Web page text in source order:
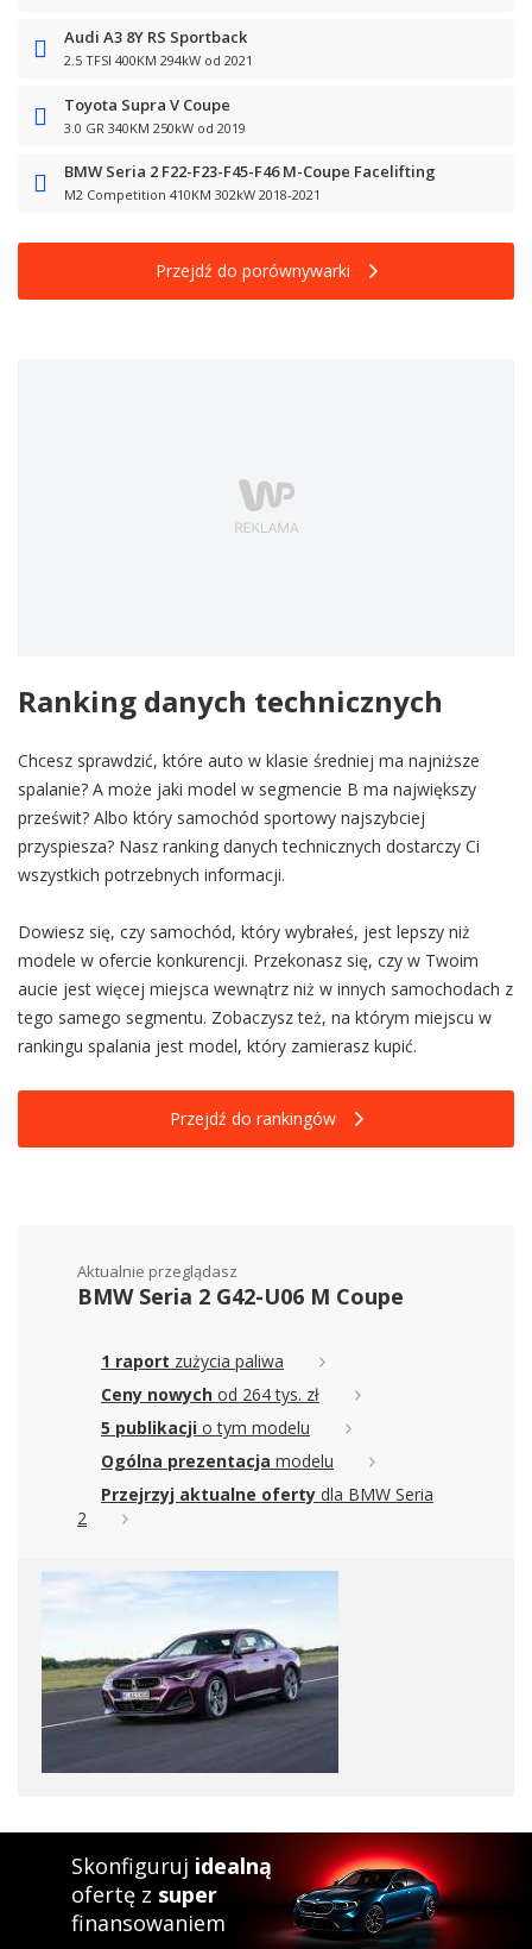
Audi A3 8Y RS Sportback
2.5 TFSI 400KM 294kW od 2021
Toyota Supra V Coupe
3.0 GR 340KM 250kW od 2019
BMW Seria 2 F22-F23-F45-F46 M-Coupe Facelifting
M2 Competition 410KM 302kW 2018-2021
Przejdź do porównywarki
Ranking danych technicznych
Chcesz sprawdzić, które auto w klasie średniej ma najniższe
spalanie? A może jaki model w segmencie B ma największy
prześwit? Albo który samochód sportowy najszybciej
przyspiesza? Nasz ranking danych technicznych dostarczy Ci
wszystkich potrzebnych informacji.
Dowiesz się, czy samochód, który wybrałeś, jest lepszy niż
modele w ofercie konkurencji. Przekonasz się, czy w Twoim
aucie jest więcej miejsca wewnątrz niż w innych samochodach z
tego samego segmentu. Zobaczysz też, na którym miejscu w
rankingu spalania jest model, który zamierasz kupić.
Przejdź do rankingów
Aktualnie przeglądasz
BMW Seria 2 G42-U06 M Coupe
1 raport zużycia paliwa
Ceny nowych od 264 tys. zł
5 publikacji o tym modelu
Ogólna prezentacja modelu
Przejrzyj aktualne oferty dla BMW Seria
2
Skonfiguruj idealną
ofertę z super
finansowaniem